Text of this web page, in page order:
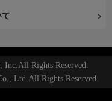
Rights Reserved.
Ltd.All Rights Reserved.